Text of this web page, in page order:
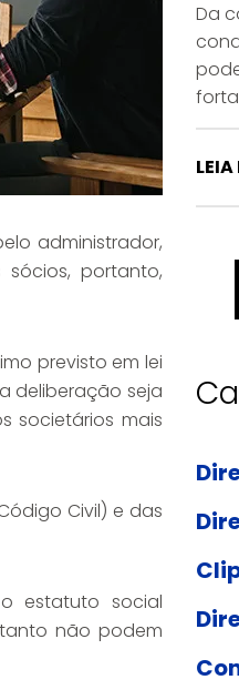
administrador,
portanto,
previsto em lei
deliberação seja
societários mais
Civil) e das
estatuto social
não podem
Da